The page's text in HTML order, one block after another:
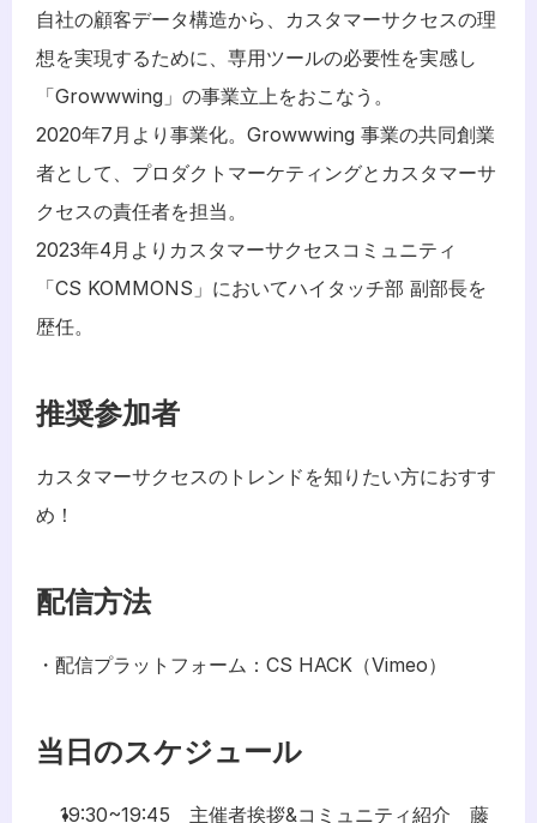
自社の顧客データ構造から、カスタマーサクセスの理
想を実現するために、専用ツールの必要性を実感し
「Growwwing」の事業立上をおこなう。
2020年7月より事業化。Growwwing 事業の共同創業
者として、プロダクトマーケティングとカスタマーサ
クセスの責任者を担当。
2023年4月よりカスタマーサクセスコミュニティ
「CS KOMMONS」においてハイタッチ部 副部長を
歴任。
推奨参加者
カスタマーサクセスのトレンドを知りたい方におすす
め！
配信方法
・配信プラットフォーム：CS HACK（Vimeo）
当日のスケジュール
19:30~19:45　主催者挨拶&コミュニティ紹介　藤